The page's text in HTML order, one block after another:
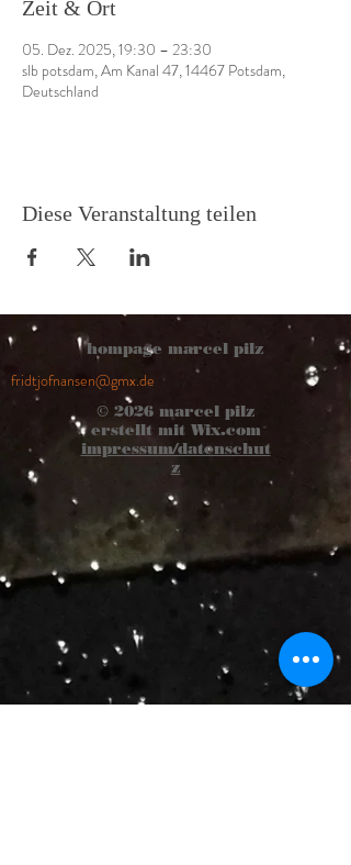
Zeit & Ort
05. Dez. 2025, 19:30 – 23:30
slb potsdam, Am Kanal 47, 14467 Potsdam,
Deutschland
Diese Veranstaltung teilen
hompage marcel pilz
fridtjofnansen@gmx.de
© 2026marcel pilz
erstellt mit Wix.com
impressum/datenschut
z